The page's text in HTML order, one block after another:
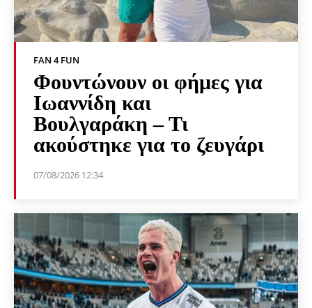
FAN 4 FUN
Φουντώνουν οι φήμες για
Ιωαννίδη και
Βουλγαράκη – Τι
ακούστηκε για το ζευγάρι
07/08/2026 12:34